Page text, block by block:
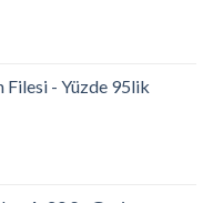
- Yüzde 95lik